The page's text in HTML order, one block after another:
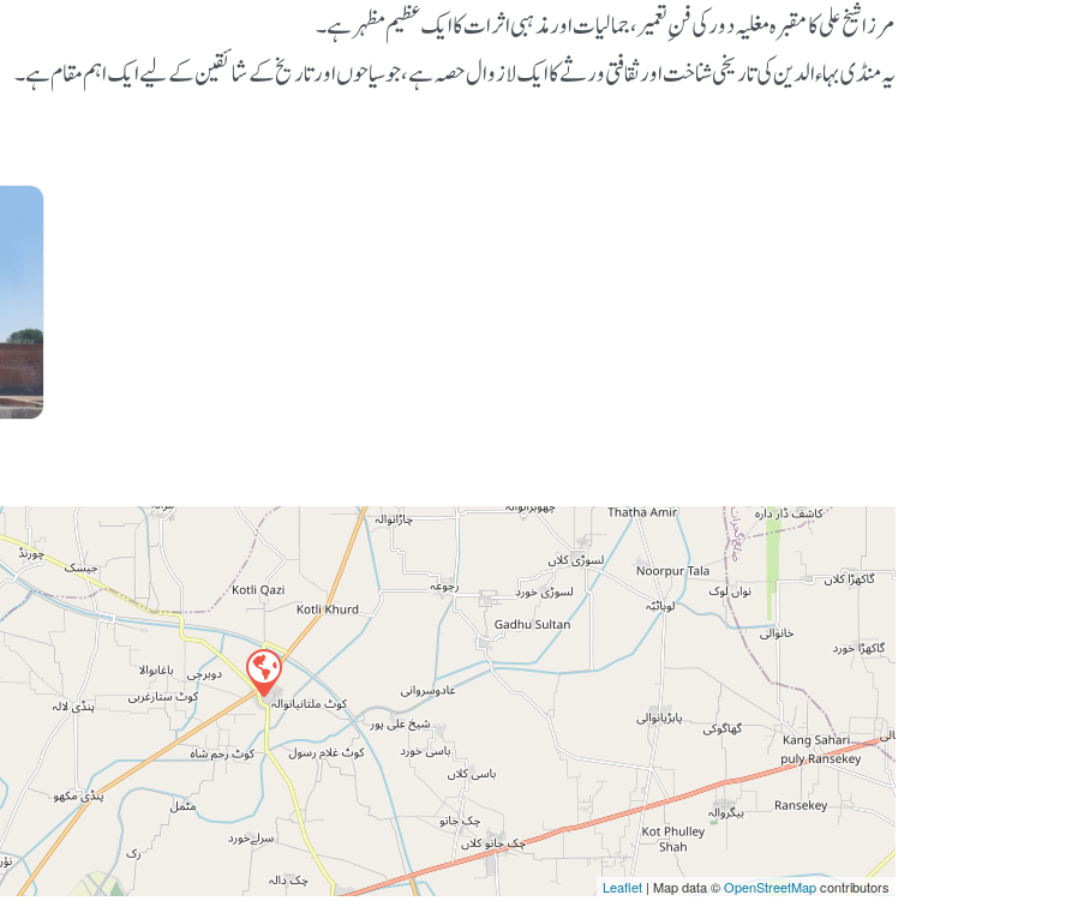
مرزا شیخ علی کا مقبرہ مغلیہ دور کی فنِ تعمیر، جمالیات اور مذہبی اثرات کا ایک عظیم مظہر ہے۔
یہ منڈی بہاءالدین کی تاریخی شناخت اور ثقافتی ورثے کا ایک لازوال حصہ ہے، جو سیاحوں اور تاریخ کے شائقین کے لیے ایک اہم مقام ہے۔
Press Enter key to search
Leaflet | Map data ©OpenStreetMapcontributors